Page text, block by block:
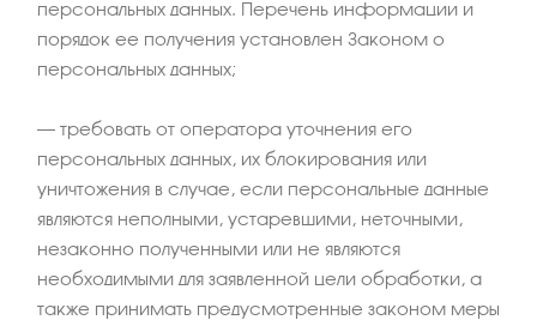
персональных данных. Перечень информации и
порядок ее получения установлен Законом о
персональных данных;
– требовать от оператора уточнения его
персональных данных, их блокирования или
уничтожения в случае, если персональные данные
являются неполными, устаревшими, неточными,
незаконно полученными или не являются
необходимыми для заявленной цели обработки, а
также принимать предусмотренные законом меры